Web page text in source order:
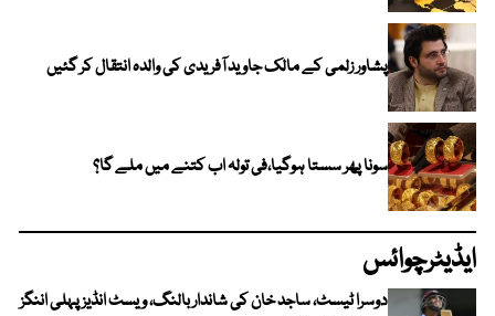
پشاور زلمی کے مالک جاوید آفریدی کی والدہ انتقال کر گئیں
سونا پھر سستا ہوگیا،فی تولہ اب کتنے میں ملے گا؟
ایڈیٹرچوائس
دوسرا ٹیسٹ، ساجد خان کی شاندار بالنگ، ویسٹ انڈیز پہلی اننگز